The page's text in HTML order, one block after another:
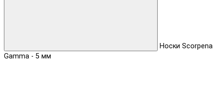
Носки Scorpena
Gamma - 5 мм